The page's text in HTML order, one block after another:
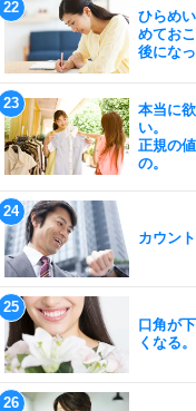
ひらめ
めておこ
後にな
本当に
い。
正規の
の。
カウン
口角が
くなる。